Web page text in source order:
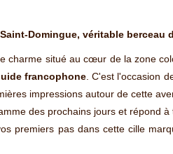
Domingue, véritable berceau
charme situé au cœur de la zone
francophone. C'est l'occasion
impressions autour de cette
des prochains jours et répond à
premiers pas dans cette cille